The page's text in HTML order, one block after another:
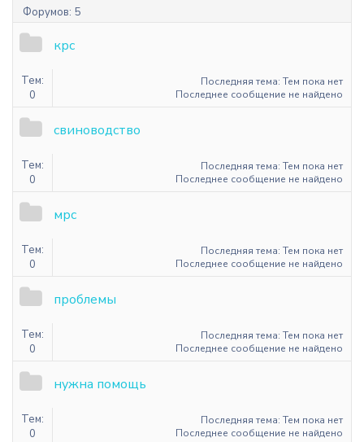
Форумов: 5
крс
Тем:
0
Последняя тема: Тем пока нет
Последнее сообщение не найдено
свиноводство
Тем:
0
Последняя тема: Тем пока нет
Последнее сообщение не найдено
мрс
Тем:
0
Последняя тема: Тем пока нет
Последнее сообщение не найдено
проблемы
Тем:
0
Последняя тема: Тем пока нет
Последнее сообщение не найдено
нужна помощь
Тем:
0
Последняя тема: Тем пока нет
Последнее сообщение не найдено